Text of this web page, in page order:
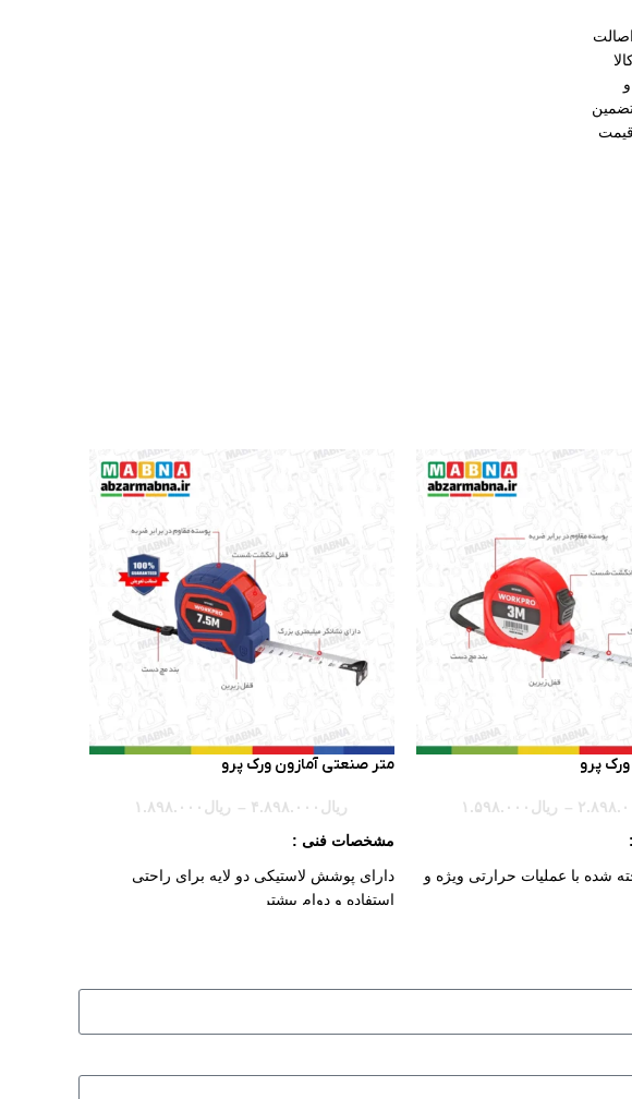
اصالت
و
قیمت
– ریال ۱.۵۹۸.۰۰۰
شده با عملیات حرارتی ویژه و
تیغه از پایین
متر صنعتی آمازون ورک پرو
ریال ۴.۸۹۸.۰۰۰ – ریال ۱.۸۹۸.۰۰۰
مشخصات فنی :
دارای پوشش لاستیکی دو لایه برای راحتی
استفاده و دوام بیشتر
دارای پوسته ارگونومیک و نشکن